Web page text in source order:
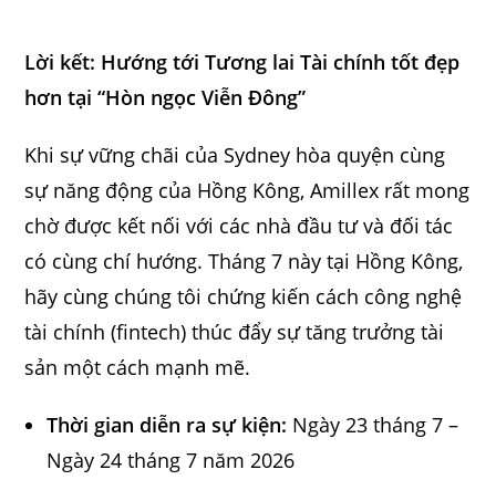
Lời kết: Hướng tới Tương lai Tài chính tốt đẹp
hơn tại “Hòn ngọc Viễn Đông”
Khi sự vững chãi của Sydney hòa quyện cùng
sự năng động của Hồng Kông, Amillex rất mong
chờ được kết nối với các nhà đầu tư và đối tác
có cùng chí hướng. Tháng 7 này tại Hồng Kông,
hãy cùng chúng tôi chứng kiến cách công nghệ
tài chính (fintech) thúc đẩy sự tăng trưởng tài
sản một cách mạnh mẽ.
Thời gian diễn ra sự kiện: Ngày 23 tháng 7 –
Ngày 24 tháng 7 năm 2026